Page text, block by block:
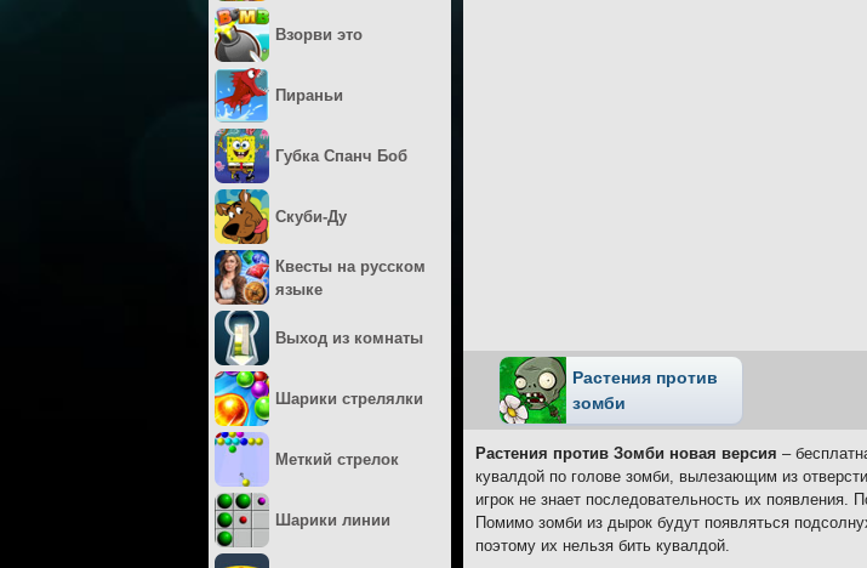
Растения против
зомби
Растения против Зомби новая версия –
кувалдой по голове зомби, вылезающим из
игрок не знает последовательность их появления.
Помимо зомби из дырок будут появляться
поэтому их нельзя бить кувалдой.
Взорви это
Пираньи
Губка Спанч Боб
Скуби-Ду
Квесты на русском
языке
Выход из комнаты
Шарики стрелялки
Меткий стрелок
Шарики линии